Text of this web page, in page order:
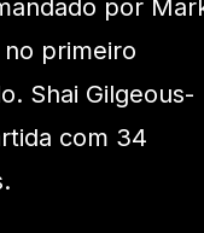
por
primeiro
Shai Gilgeous-
com 34